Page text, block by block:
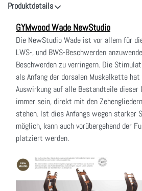
Produktdetails
GYMwood Wade NewStudio
Die NewStudio Wade ist vor allem für
LWS-, und BWS-Beschwerden
Beschwerden zu verringern. Die
als Anfang der dorsalen Muskelkette
Auswirkung auf alle Bestandteile
immer sein, direkt mit den
stehen. Ist dies Anfangs wegen starker
möglich, kann auch vorübergehend der
platziert werden.